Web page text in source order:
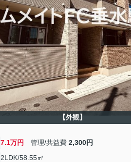
【外観】
7.1万円 管理/共益費 2,300円
2LDK/58.55㎡